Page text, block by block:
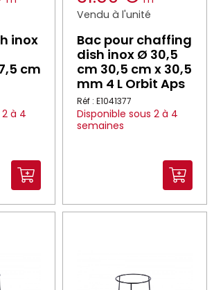
inox
cm
à 4
Vendu à l'unité
Bac pour chaffing
dish inox Ø 30,5
cm 30,5 cm x 30,5
mm 4 L Orbit Aps
Réf : E1041377
Disponible sous 2 à 4
semaines